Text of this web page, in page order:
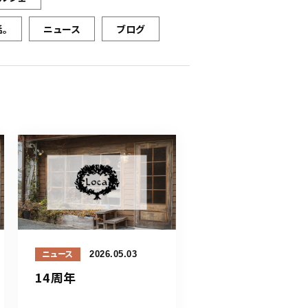
ニュース ブログ
ニュース 2026.05.03
14周年